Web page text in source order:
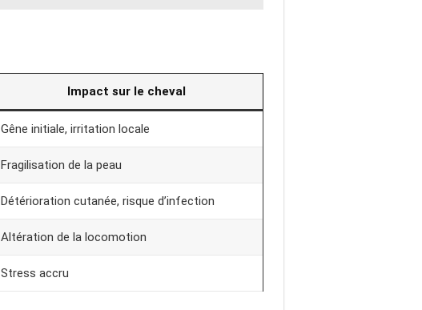
Impact sur le cheval
Gêne initiale, irritation locale
Fragilisation de la peau
Détérioration cutanée, risque d’infection
Altération de la locomotion
Stress accru